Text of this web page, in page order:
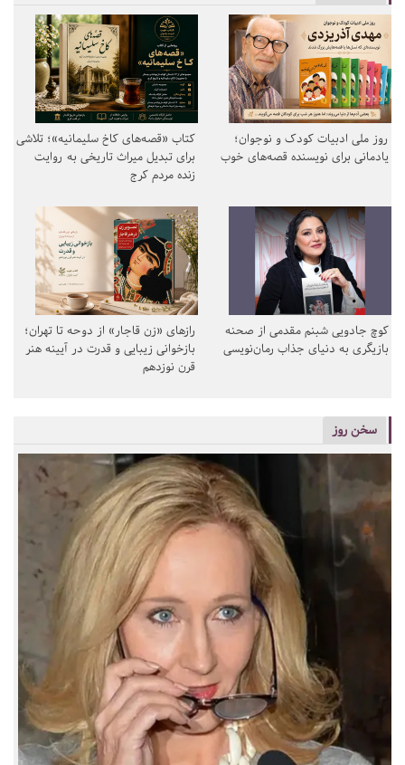
روز ملی ادبیات کودک و نوجوان؛
یادمانی برای نویسنده قصه‌های خوب
کتاب «قصه‌های کاخ سلیمانیه»؛ تلاشی
برای تبدیل میراث تاریخی به روایت
زنده مردم کرج
کوچ جادویی شبنم مقدمی از صحنه
بازیگری به دنیای جذاب رمان‌نویسی
رازهای «زن قاجار» از دوحه تا تهران؛
بازخوانی زیبایی و قدرت در آیینه هنر
قرن نوزدهم
سخن روز